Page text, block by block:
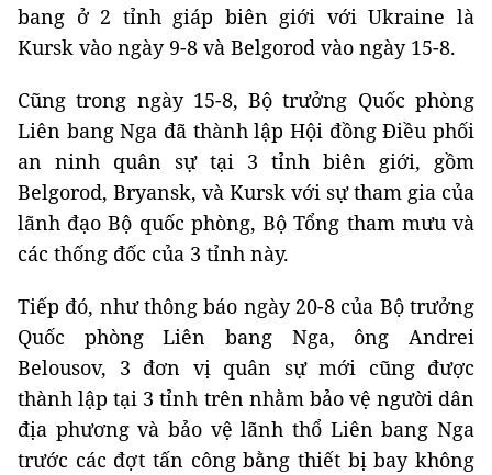
bang ở 2 tỉnh giáp biên giới với Ukraine là
Kursk vào ngày 9-8 và Belgorod vào ngày 15-8.
Cũng trong ngày 15-8, Bộ trưởng Quốc phòng
Liên bang Nga đã thành lập Hội đồng Điều phối
an ninh quân sự tại 3 tỉnh biên giới, gồm
Belgorod, Bryansk, và Kursk với sự tham gia của
lãnh đạo Bộ quốc phòng, Bộ Tổng tham mưu và
các thống đốc của 3 tỉnh này.
Tiếp đó, như thông báo ngày 20-8 của Bộ trưởng
Quốc phòng Liên bang Nga, ông Andrei
Belousov, 3 đơn vị quân sự mới cũng được
thành lập tại 3 tỉnh trên nhằm bảo vệ người dân
địa phương và bảo vệ lãnh thổ Liên bang Nga
trước các đợt tấn công bằng thiết bị bay không